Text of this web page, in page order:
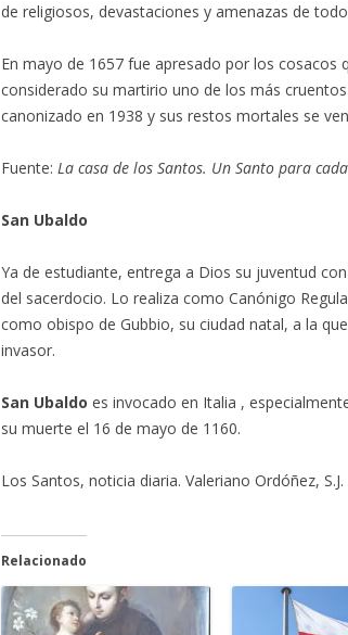
de religiosos, devastaciones y amenazas de
En mayo de 1657 fue apresado por los
considerado su martirio uno de los más
canonizado en 1938 y sus restos mortales se
Fuente: La casa de los Santos. Un Santo para
San Ubaldo
Ya de estudiante, entrega a Dios su juventud
del sacerdocio. Lo realiza como Canónigo
como obispo de Gubbio, su ciudad natal, a la
invasor.
San Ubaldo es invocado en Italia ,
su muerte el 16 de mayo de 1160.
Los Santos, noticia diaria. Valeriano Ordóñez, S.J.
Relacionado